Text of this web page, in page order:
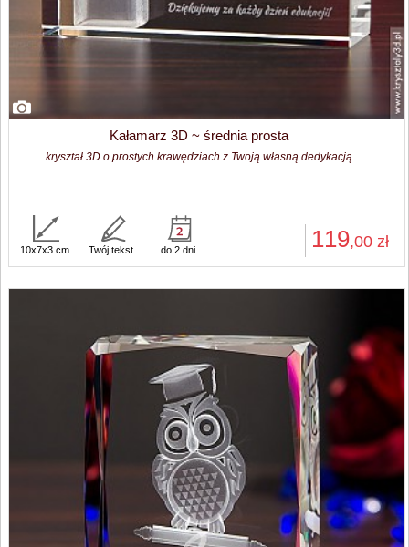
Kałamarz 3D ~ średnia prosta
kryształ 3D o prostych krawędziach z Twoją własną dedykacją
119,00 zł
10x7x3 cm Twój tekst do 2 dni